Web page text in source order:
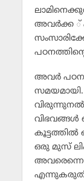
അവര്‍ക്ക
അവര്‍
വിഭവങ്ങള്‍
കൂട്ടത്തില്‍
ഒരു മുസ്
അവരെന്നെ